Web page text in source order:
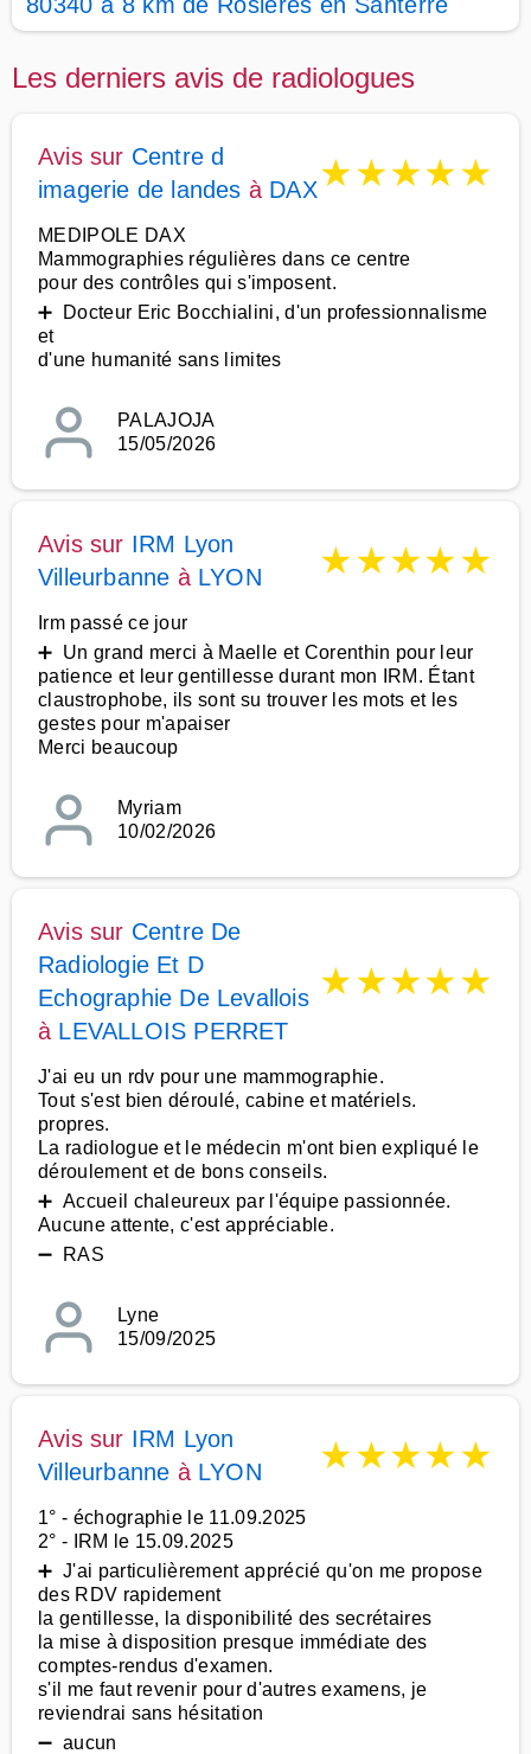
Les derniers avis de radiologues
Avis sur Centre d
imagerie de landes à DAX★★★★★
MEDIPOLE DAX
Mammographies régulières dans ce centre
pour des contrôles qui s'imposent.
➕ Docteur Eric Bocchialini, d'un professionnalisme
et
d'une humanité sans limites
PALAJOJA
15/05/2026
Avis sur IRM Lyon
Villeurbanne à LYON ★★★★★
Irm passé ce jour
➕ Un grand merci à Maelle et Corenthin pour leur
patience et leur gentillesse durant mon IRM. Étant
claustrophobe, ils sont su trouver les mots et les
gestes pour m'apaiser
Merci beaucoup
Myriam
10/02/2026
Avis sur Centre De
Radiologie Et D
Echographie De Levallois
à LEVALLOIS PERRET
★★★★★
J'ai eu un rdv pour une mammographie.
Tout s'est bien déroulé, cabine et matériels.
propres.
La radiologue et le médecin m'ont bien expliqué le
déroulement et de bons conseils.
➕ Accueil chaleureux par l'équipe passionnée.
Aucune attente, c'est appréciable.
➖ RAS
Lyne
15/09/2025
Avis sur IRM Lyon
Villeurbanne à LYON ★★★★★
1° - échographie le 11.09.2025
2° - IRM le 15.09.2025
➕ J'ai particulièrement apprécié qu'on me propose
des RDV rapidement
la gentillesse, la disponibilité des secrétaires
la mise à disposition presque immédiate des
comptes-rendus d'examen.
s'il me faut revenir pour d'autres examens, je
reviendrai sans hésitation
➖ aucun